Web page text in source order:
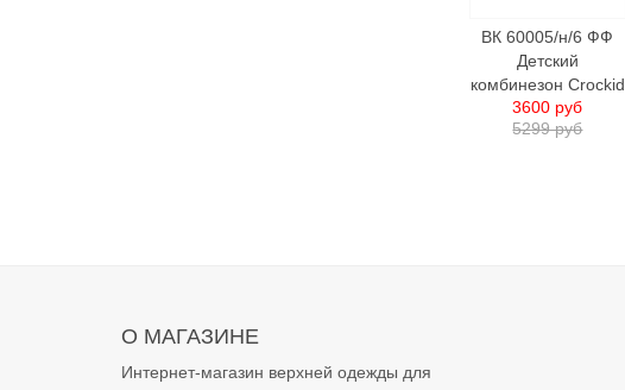
ВК 60005/н/6 ФФ
Детский
комбинезон Crockid
5299 руб
3600 руб
О МАГАЗИНЕ
Интернет-магазин верхней одежды для